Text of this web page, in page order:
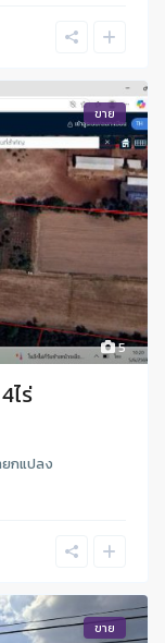
5
ขาย
ไร่
ยกแปลง
ขาย